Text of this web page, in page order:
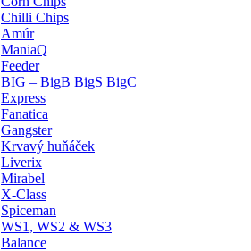
Chilli Chips
Amúr
ManiaQ
Feeder
BIG – BigB BigS BigC
Express
Fanatica
Gangster
Krvavý huňáček
Liverix
Mirabel
X-Class
Spiceman
WS1, WS2 & WS3
Balance